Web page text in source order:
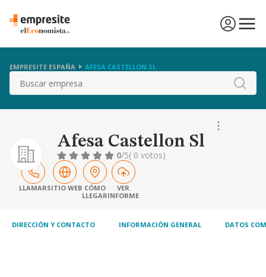
EMPRESITE ESPAÑA AFESA CASTELLON SL
Buscar
Afesa Castellon Sl
0/5( 0 votos)
LLAMARSITIO WEB CÓMO
LLEGAR
VER
INFORME
DIRECCIÓN Y CONTACTO INFORMACIÓN GENERAL DATOS